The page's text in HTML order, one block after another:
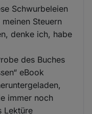
Schwurbeleien
Steuern
denke ich, habe
des Buches
eBook
immer noch
Lektüre